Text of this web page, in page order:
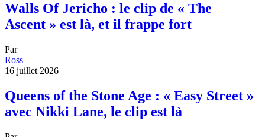
Walls Of Jericho : le clip de « The
Ascent » est là, et il frappe fort
Par
Ross
16 juillet 2026
Queens of the Stone Age : « Easy Street »
avec Nikki Lane, le clip est là